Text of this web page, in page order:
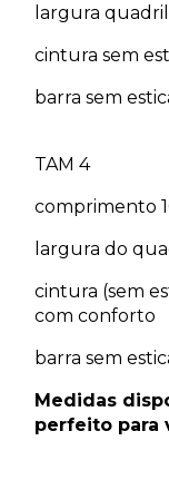
largura
cintura sem
barra sem
TAM 4
comprimento
largura do
cintura (sem
com conforto
barra sem
Medidas
perfeito para